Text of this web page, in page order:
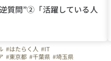
質問”②「活躍している人
#はたらく人 #IT
#東京都 #千葉県 #埼玉県